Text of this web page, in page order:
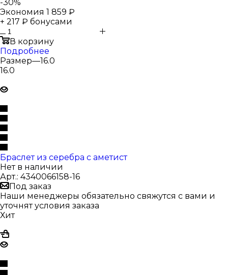
-30%
Экономия 1 859 ₽
+ 217 ₽ бонусами
В корзину
Подробнее
Размер—16.0
16.0
Браслет из серебра с аметист
Нет в наличии
Арт.: 4340066158-16
Под заказ
Наши менеджеры обязательно свяжутся с вами и
уточнят условия заказа
Хит